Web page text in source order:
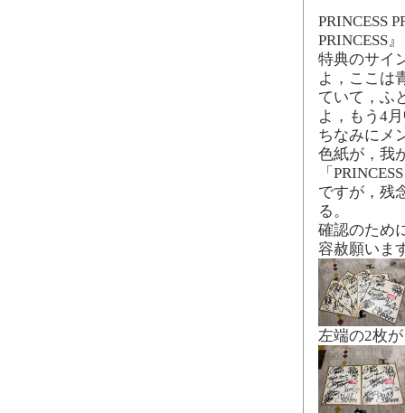
PRINCESS
PRINCESS
特典のサイ
よ，ここは
ていて，ふ
よ，もう4
ちなみにメ
色紙が，我
「
ですが，残
る。
確認のため
容赦願いま
左端の2枚